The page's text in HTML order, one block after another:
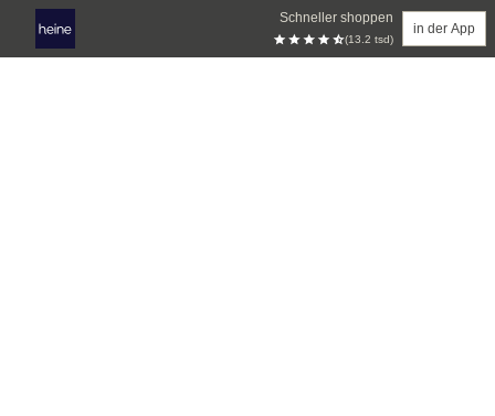
Schneller shoppen
(13.2 tsd)
in der App